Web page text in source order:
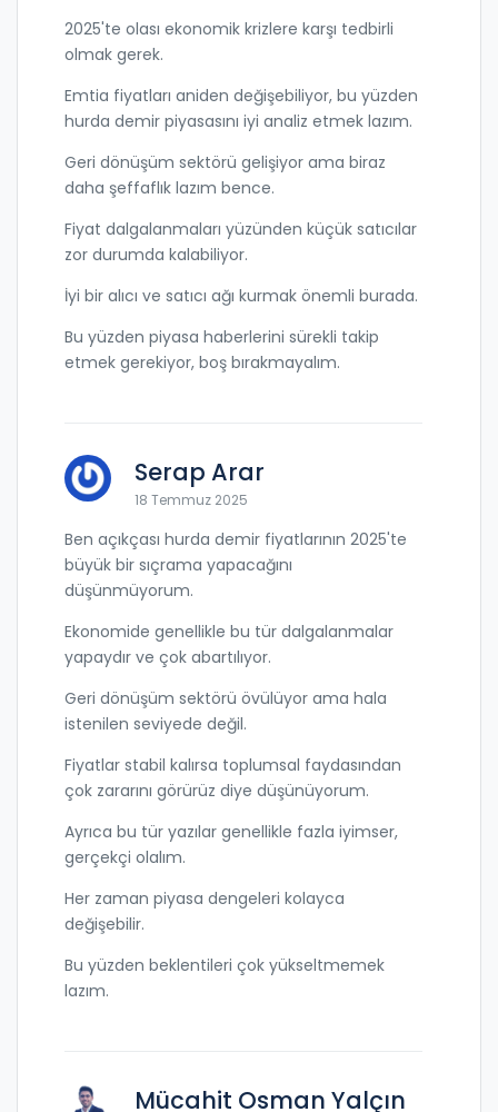
2025'te olası ekonomik krizlere karşı tedbirli
olmak gerek.
Emtia fiyatları aniden değişebiliyor, bu yüzden
hurda demir piyasasını iyi analiz etmek lazım.
Geri dönüşüm sektörü gelişiyor ama biraz
daha şeffaflık lazım bence.
Fiyat dalgalanmaları yüzünden küçük satıcılar
zor durumda kalabiliyor.
İyi bir alıcı ve satıcı ağı kurmak önemli burada.
Bu yüzden piyasa haberlerini sürekli takip
etmek gerekiyor, boş bırakmayalım.
Serap Arar
18 Temmuz 2025
Ben açıkçası hurda demir fiyatlarının 2025'te
büyük bir sıçrama yapacağını
düşünmüyorum.
Ekonomide genellikle bu tür dalgalanmalar
yapaydır ve çok abartılıyor.
Geri dönüşüm sektörü övülüyor ama hala
istenilen seviyede değil.
Fiyatlar stabil kalırsa toplumsal faydasından
çok zararını görürüz diye düşünüyorum.
Ayrıca bu tür yazılar genellikle fazla iyimser,
gerçekçi olalım.
Her zaman piyasa dengeleri kolayca
değişebilir.
Bu yüzden beklentileri çok yükseltmemek
lazım.
Mücahit Osman Yalçın